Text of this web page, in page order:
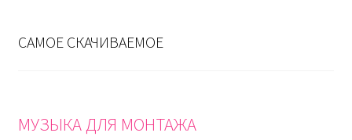
САМОЕ СКАЧИВАЕМОЕ
МУЗЫКА ДЛЯ МОНТАЖА